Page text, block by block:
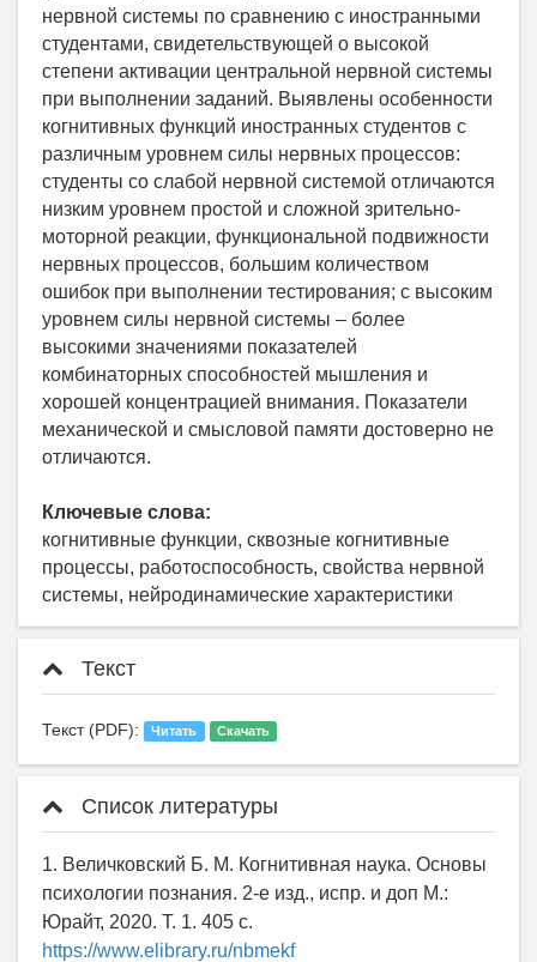
нервной системы по сравнению с иностранными
студентами, свидетельствующей о высокой
степени активации центральной нервной системы
при выполнении заданий. Выявлены особенности
когнитивных функций иностранных студентов с
различным уровнем силы нервных процессов:
студенты со слабой нервной системой отличаются
низким уровнем простой и сложной зрительно-
моторной реакции, функциональной подвижности
нервных процессов, большим количеством
ошибок при выполнении тестирования; с высоким
уровнем силы нервной системы – более
высокими значениями показателей
комбинаторных способностей мышления и
хорошей концентрацией внимания. Показатели
механической и смысловой памяти достоверно не
отличаются.
Ключевые слова:
когнитивные функции, сквозные когнитивные
процессы, работоспособность, свойства нервной
системы, нейродинамические характеристики
Текст
Текст (PDF): Читать Скачать
Список литературы
1. Величковский Б. М. Когнитивная наука. Основы
психологии познания. 2-е изд., испр. и доп М.:
Юрайт, 2020. Т. 1. 405 с.
https://www.elibrary.ru/nbmekf